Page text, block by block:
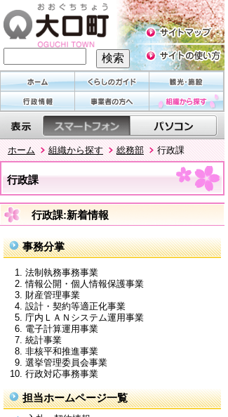
ホーム 組織から探す 総務部 行政課
行政課
行政課:新着情報
事務分掌
法制執務事務事業
情報公開・個人情報保護事業
財産管理事業
設計・契約等適正化事業
庁内ＬＡＮシステム運用事業
電子計算運用事業
統計事業
非核平和推進事業
選挙管理委員会事業
行政対応事務事業
担当ホームページ一覧